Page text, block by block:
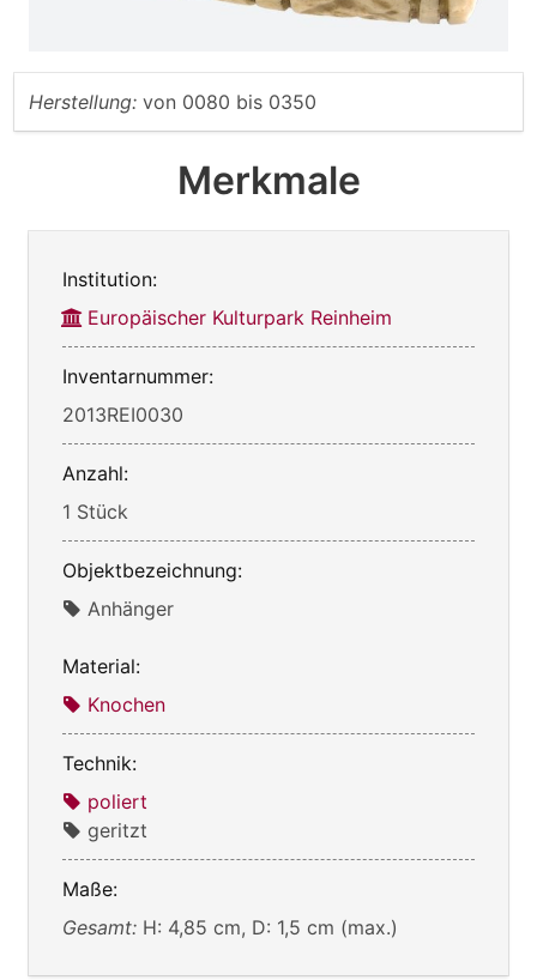
Herstellung: von 0080 bis 0350
Merkmale
Institution:
Europäischer Kulturpark Reinheim
Inventarnummer:
2013REI0030
Anzahl:
1 Stück
Objektbezeichnung:
Anhänger
Material:
Knochen
Technik:
poliert
geritzt
Maße:
Gesamt: H: 4,85 cm, D: 1,5 cm (max.)